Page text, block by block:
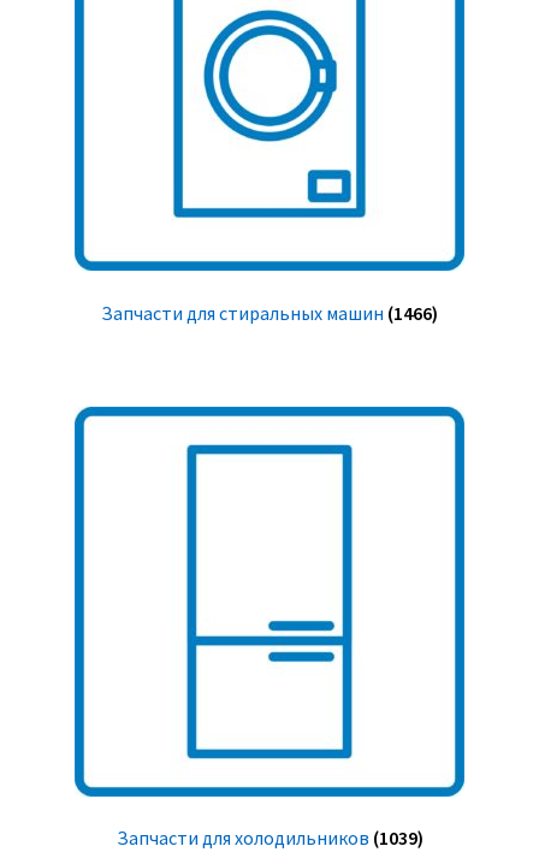
Запчасти для стиральных машин (1466)
Запчасти для холодильников (1039)